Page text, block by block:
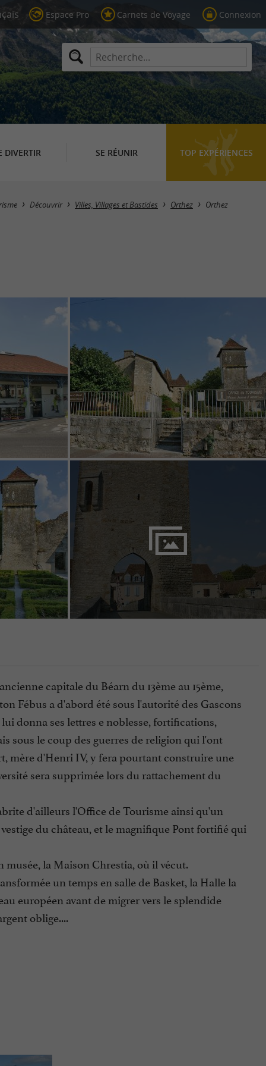
Espace Pro Carnets de Voyage Connexion
DIVERTIR SE RÉUNIR TOP EXPÉRIENCES
Découvrir Villes, Villages et Bastides Orthez Orthez
capitale du Béarn du 13ème au 15ème,
Fébus a d'abord été sous l'autorité des Gascons
donna ses lettres e noblesse, fortifications,
sous le coup des guerres de religion qui l'ont
mère d'Henri IV, y fera pourtant construire une
sera supprimée lors du rattachement du
d'ailleurs l'Office de Tourisme ainsi qu'un
du château, et le magnifique Pont fortifié qui
musée, la Maison Chrestia, où il vécut.
un temps en salle de Basket, la Halle la
européen avant de migrer vers le splendide
oblige....